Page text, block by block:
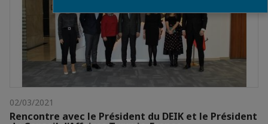
02/03/2021
Rencontre avec le Président du DEIK et le Président